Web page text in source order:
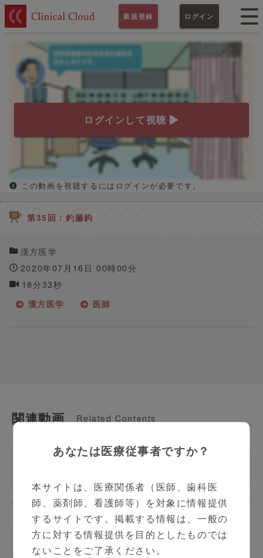
新規登録 ログイン
ログインして視聴
この動画を視聴するにはログインが必要です。
第35回：釣藤鈎
漢方医学
2020年07月16日 00時00分
18分33秒
漢方医学 医師
関連動画 Related Contents
第36回：半夏
19:02
あなたは医療従事者ですか？
本サイトは、医療関係者（医師、歯科医
師、薬剤師、看護師等）を対象に情報提供
するサイトです。掲載する情報は、一般の
方に対する情報提供を目的としたものでは
ないことをご了承ください。